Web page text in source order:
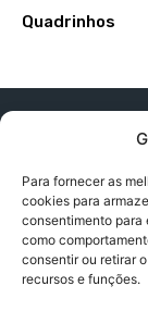
Para fornecer as
cookies para
consentimento para
como
consentir ou retirar
recursos e funções.
Quadrinhos